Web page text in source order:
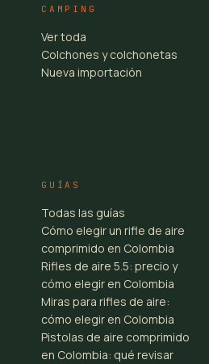
CAMPING
Ver toda
Colchones y colchonetas
Nueva importación
GUÍAS
Todas las guías
Cómo elegir un rifle de aire
comprimido en Colombia
Rifles de aire 5.5: precio y
cómo elegir en Colombia
Miras para rifles de aire:
cómo elegir en Colombia
Pistolas de aire comprimido
en Colombia: qué revisar